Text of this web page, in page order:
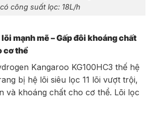
có công suất lọc: 18L/h
mạnh mẽ – Gấp đôi khoáng chất
cơ thể
Kangaroo KG100HC3 thế hệ
bị hệ lõi siêu lọc 11 lõi vượt trội,
và khoáng chất cho cơ thể. Lõi lọc